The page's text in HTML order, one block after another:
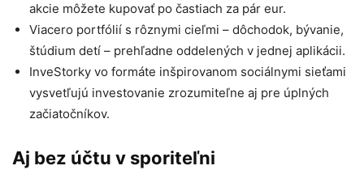
akcie môžete kupovať po častiach za pár eur.
Viacero portfólií s rôznymi cieľmi – dôchodok, bývanie,
štúdium detí – prehľadne oddelených v jednej aplikácii.
InveStorky vo formáte inšpirovanom sociálnymi sieťami
vysvetľujú investovanie zrozumiteľne aj pre úplných
začiatočníkov.
Aj bez účtu v sporiteľni